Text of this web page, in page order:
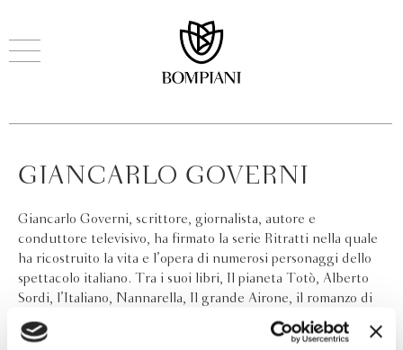
GIANCARLO GOVERNI
Giancarlo Governi, scrittore, giornalista, autore e
conduttore televisivo, ha firmato la serie Ritratti nella quale
ha ricostruito la vita e l’opera di numerosi personaggi dello
spettacolo italiano. Tra i suoi libri, Il pianeta Totò, Alberto
Sordi, l’Italiano, Nannarella, Il grande Airone, il romanzo di
Fausto Coppi.